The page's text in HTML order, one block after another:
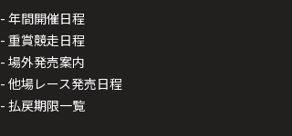
- 年間開催日程
- 重賞競走日程
- 場外発売案内
- 他場レース発売日程
- 払戻期限一覧